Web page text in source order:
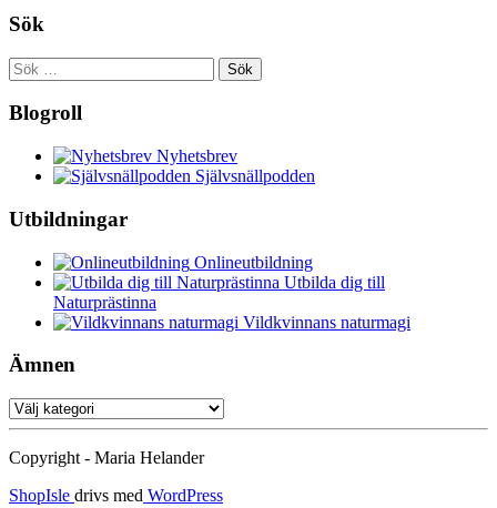
Sök
Sök
efter:
Blogroll
Nyhetsbrev
Självsnällpodden
Utbildningar
Onlineutbildning
Utbilda dig till
Naturprästinna
Vildkvinnans naturmagi
Ämnen
Ämnen
Copyright - Maria Helander
ShopIsle drivs med WordPress